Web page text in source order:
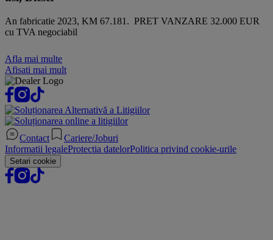
An fabricatie 2023, KM 67.181. PRET VANZARE 32.000 EUR
cu TVA negociabil
Afla mai multe
Afisati mai mult
Contact
Cariere/Joburi
Informatii legaleProtectia datelorPolitica privind cookie-urile
Setari cookie